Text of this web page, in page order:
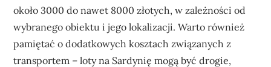
około 3000 do nawet 8000 złotych, w zależności od
wybranego obiektu i jego lokalizacji. Warto również
pamiętać o dodatkowych kosztach związanych z
transportem – loty na Sardynię mogą być drogie,